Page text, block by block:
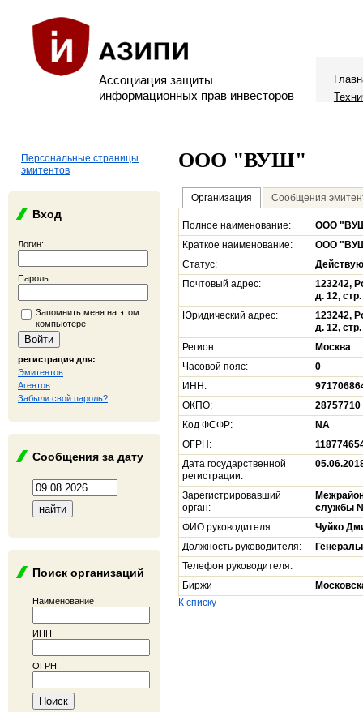
Ассоциация защиты
информационных прав инвесторов
Персональные страницы
эмитентов
Вход
Логин:
Пароль:
Запомнить меня на этом
компьютере
регистрация для:
Эмитентов
Агентов
Забыли свой пароль?
Сообщения за дату
Поиск организаций
Наименование
ИНН
ОГРН
ООО "ВУШ"
Организация Сообщения
Полное наименование:
ООО
Краткое наименование:
ООО
Статус:
Почтовый адрес:
123242,
д. 12,
Юридический адрес:
123242,
д. 12,
Регион:
Москва
Часовой пояс:
0
ИНН:
ОКПО:
28757710
Код ФСФР:
NA
ОГРН:
Дата государственной
регистрации:
Зарегистрировавший
орган:
службы
ФИО руководителя:
Чуйко
Должность руководителя:
Телефон руководителя:
Биржи
К списку